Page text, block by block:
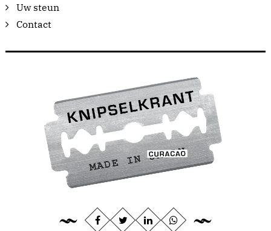
Uw steun
Contact